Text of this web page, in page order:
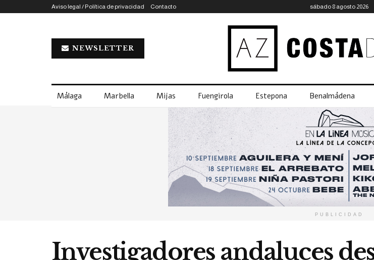
Aviso legal / Política de privacidad Contacto sábado 8 agosto 2026
NEWSLETTER
Málaga Marbella Mijas Fuengirola Estepona Benalmádena
PUBLICIDAD
Investigadores andaluces